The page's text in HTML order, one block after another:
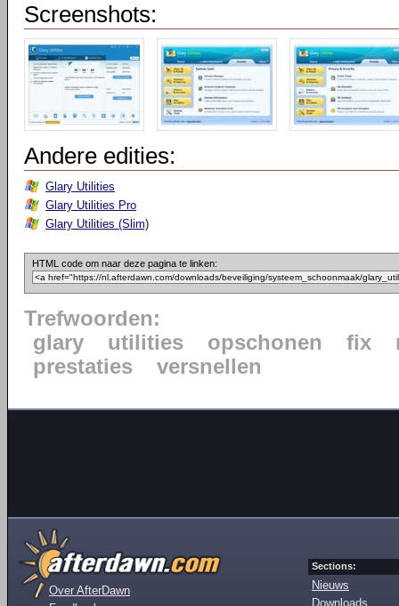
Screenshots:
Andere edities:
Glary Utilities
Glary Utilities Pro
Glary Utilities (Slim)
HTML code om naar deze pagina te linken:
Trefwoorden:
glary
utilities opschonen fix
prestaties
versnellen
Over AfterDawn
Sections:
Nieuws
Downloads